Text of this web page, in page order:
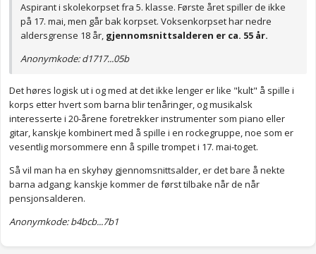
Aspirant i skolekorpset fra 5. klasse. Første året spiller de ikke
på 17. mai, men går bak korpset. Voksenkorpset har nedre
aldersgrense 18 år, gjennomsnittsalderen er ca. 55 år.
Anonymkode: d1717...05b
Det høres logisk ut i og med at det ikke lenger er like "kult" å spille i
korps etter hvert som barna blir tenåringer, og musikalsk
interesserte i 20-årene foretrekker instrumenter som piano eller
gitar, kanskje kombinert med å spille i en rockegruppe, noe som er
vesentlig morsommere enn å spille trompet i 17. mai-toget.
Så vil man ha en skyhøy gjennomsnittsalder, er det bare å nekte
barna adgang; kanskje kommer de først tilbake når de når
pensjonsalderen.
Anonymkode: b4bcb...7b1